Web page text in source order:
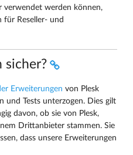
verwendet werden können,
für Reseller- und
sicher?
Erweiterungen von Plesk
und Tests unterzogen. Dies gilt
davon, ob sie von Plesk,
Drittanbieter stammen. Sie
dass unsere Erweiterungen